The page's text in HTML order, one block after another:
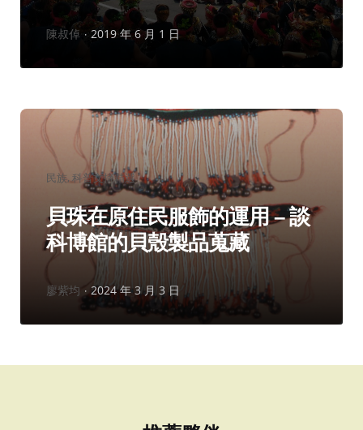
作
陳叔倬 2019 年 6 月 1 日
分
類：
民族 科普文摘精選
貝珠在原住民服飾的運用 – 談
科博館的貝殼製品蒐藏
作
廖紫均 2024 年 3 月 3 日